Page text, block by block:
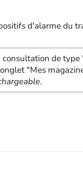
d'alarme du
consultation de type
"Mes
.